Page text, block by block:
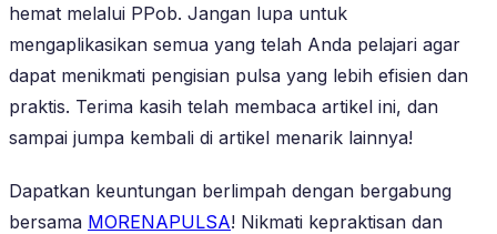
hemat melalui PPob. Jangan lupa untuk
mengaplikasikan semua yang telah Anda pelajari agar
dapat menikmati pengisian pulsa yang lebih efisien dan
praktis. Terima kasih telah membaca artikel ini, dan
sampai jumpa kembali di artikel menarik lainnya!
Dapatkan keuntungan berlimpah dengan bergabung
bersama MORENAPULSA! Nikmati kepraktisan dan